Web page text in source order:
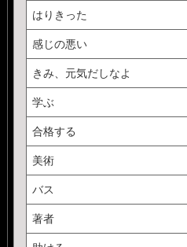
はりきった
感じの悪い
きみ、元気だしなよ
学ぶ
合格する
美術
バス
著者